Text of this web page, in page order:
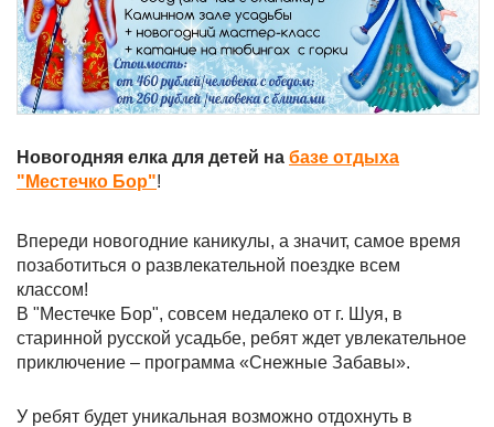
Новогодняя елка для детей на базе отдыха
"Местечко Бор"!
Впереди новогодние каникулы, а значит, самое время
позаботиться о развлекательной поездке всем
классом!
В "Местечке Бор", совсем недалеко от г. Шуя, в
старинной русской усадьбе, ребят ждет увлекательное
приключение – программа «Снежные Забавы».
У ребят будет уникальная возможно отдохнуть в